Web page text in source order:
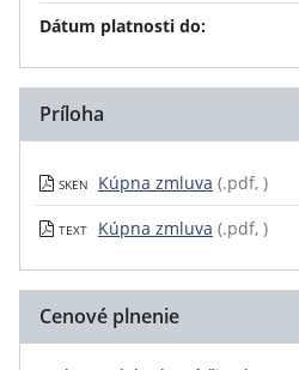
Dátum platnosti do:
Príloha
SKEN Kúpna zmluva (.pdf, )
TEXT Kúpna zmluva (.pdf, )
Cenové plnenie